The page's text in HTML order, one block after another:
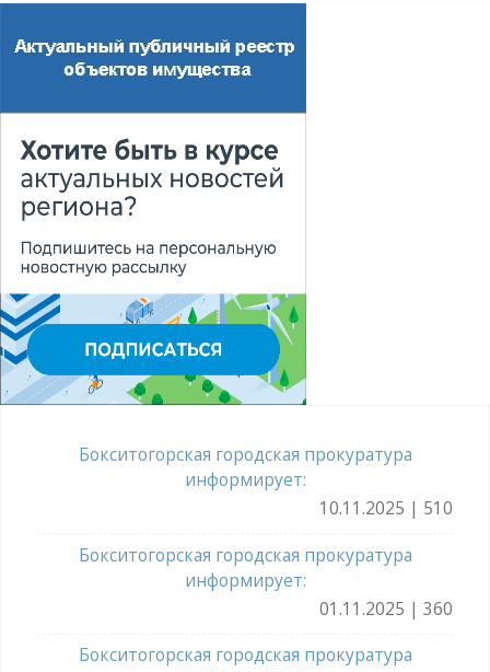
Бокситогорская городская прокуратура
информирует:
10.11.2025 | 510
Бокситогорская городская прокуратура
информирует:
01.11.2025 | 360
Бокситогорская городская прокуратура